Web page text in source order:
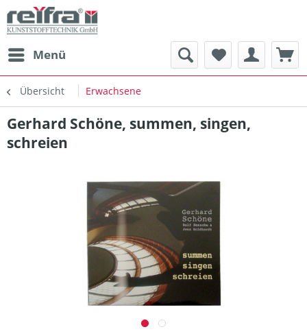
Menü
Übersicht Erwachsene
Gerhard Schöne, summen, singen,
schreien